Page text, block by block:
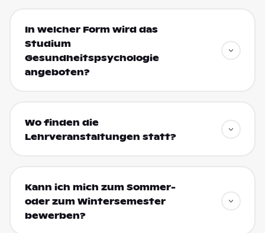
In welcher Form wird das
Studium
Gesundheitspsychologie
angeboten?
Wo finden die
Lehrveranstaltungen statt?
Kann ich mich zum Sommer-
oder zum Wintersemester
bewerben?